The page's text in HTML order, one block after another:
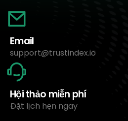
Email
support@trustindex.io
Hội thảo miễn phí
Đặt lịch hẹn ngay